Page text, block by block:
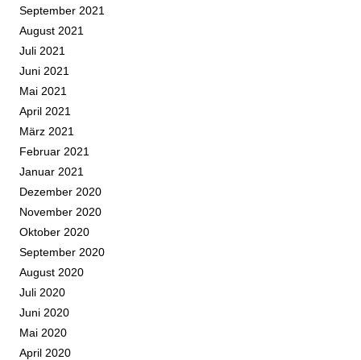
September 2021
August 2021
Juli 2021
Juni 2021
Mai 2021
April 2021
März 2021
Februar 2021
Januar 2021
Dezember 2020
November 2020
Oktober 2020
September 2020
August 2020
Juli 2020
Juni 2020
Mai 2020
April 2020